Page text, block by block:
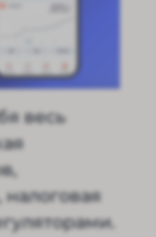
весь